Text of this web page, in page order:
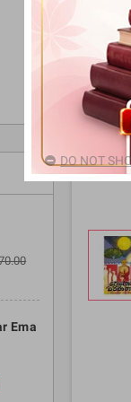
Ema
DO NOT